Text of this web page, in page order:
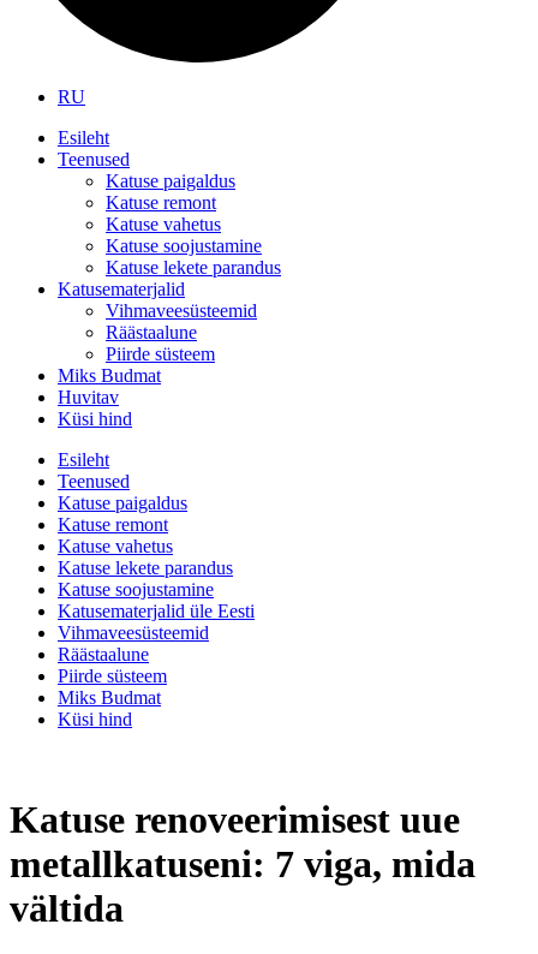
RU
Esileht
Teenused
Katuse paigaldus
Katuse remont
Katuse vahetus
Katuse soojustamine
Katuse lekete parandus
Katusematerjalid
Vihmaveesüsteemid
Räästaalune
Piirde süsteem
Miks Budmat
Huvitav
Küsi hind
Esileht
Teenused
Katuse paigaldus
Katuse remont
Katuse vahetus
Katuse lekete parandus
Katuse soojustamine
Katusematerjalid üle Eesti
Vihmaveesüsteemid
Räästaalune
Piirde süsteem
Miks Budmat
Küsi hind
Katuse renoveerimisest uue
metallkatuseni: 7 viga, mida
vältida